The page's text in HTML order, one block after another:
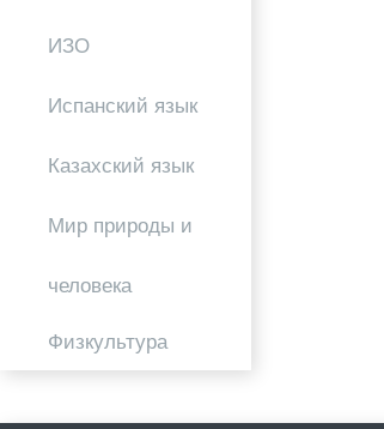
ИЗО
Испанский язык
Казахский язык
Мир природы и
человека
Физкультура